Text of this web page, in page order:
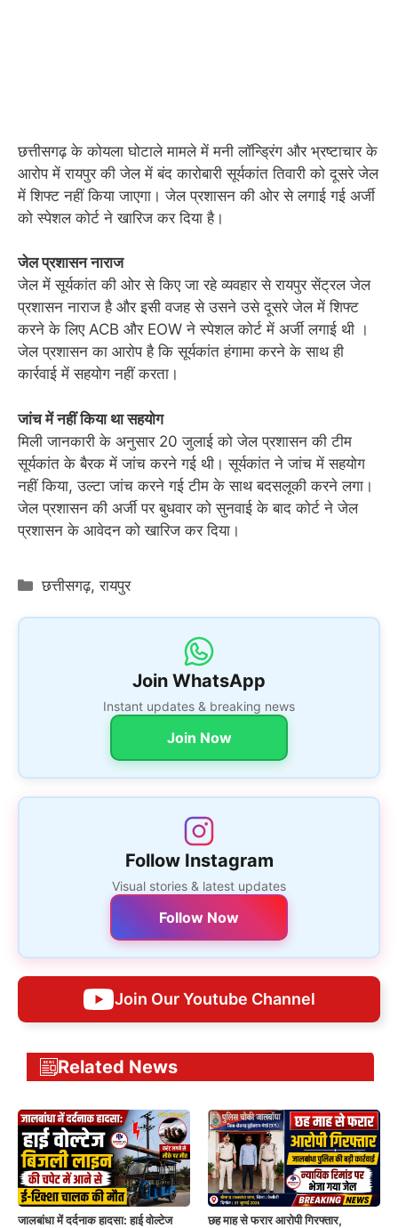
छत्तीसगढ़ के कोयला घोटाले मामले में मनी लॉन्ड्रिंग और भ्रष्टाचार के
आरोप में रायपुर की जेल में बंद कारोबारी सूर्यकांत तिवारी को दूसरे जेल
में शिफ्ट नहीं किया जाएगा। जेल प्रशासन की ओर से लगाई गई अर्जी
को स्पेशल कोर्ट ने खारिज कर दिया है।
जेल प्रशासन नाराज
जेल में सूर्यकांत की ओर से किए जा रहे व्यवहार से रायपुर सेंट्रल जेल
प्रशासन नाराज है और इसी वजह से उसने उसे दूसरे जेल में शिफ्ट
करने के लिए ACB और EOW ने स्पेशल कोर्ट में अर्जी लगाई थी ।
जेल प्रशासन का आरोप है कि सूर्यकांत हंगामा करने के साथ ही
कार्रवाई में सहयोग नहीं करता।
जांच में नहीं किया था सहयोग
मिली जानकारी के अनुसार 20 जुलाई को जेल प्रशासन की टीम
सूर्यकांत के बैरक में जांच करने गई थी। सूर्यकांत ने जांच में सहयोग
नहीं किया, उल्टा जांच करने गई टीम के साथ बदसलूकी करने लगा।
जेल प्रशासन की अर्जी पर बुधवार को सुनवाई के बाद कोर्ट ने जेल
प्रशासन के आवेदन को खारिज कर दिया।
Categories
छत्तीसगढ़,रायपुर
Join WhatsApp
Instant updates & breaking news
Join Now
Follow Instagram
Visual stories & latest updates
Follow Now
Join Our Youtube Channel
Related News
जालबांधा में दर्दनाक हादसा: हाई वोल्टेज
छह माह से फरार आरोपी गिरफ्तार,